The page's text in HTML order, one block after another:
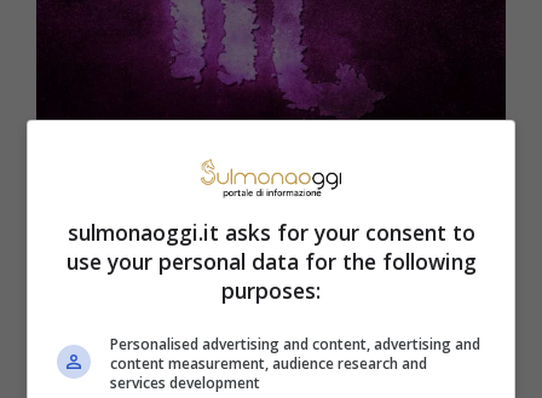
Scorpione, uno dei segni zodiacali che tende a parlare alle
spalle (sulmonaoggi.it)
Ma cosa pensereste se vi dicessimo che
ad avere una certa influenza su questo,
poco apprezzato, modo di comportarsi
sulmonaoggi.it asks for your consent to
use your personal data for the following
purposes:
Personalised advertising and content, advertising and
content measurement, audience research and
services development